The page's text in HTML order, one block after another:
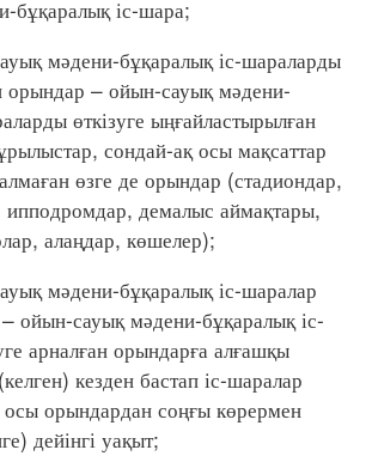
бұқаралық іс-шара;
мәдени-бұқаралық іс-шараларды
орындар – ойын-сауық мәдени-
өткізуге ыңғайластырылған
сондай-ақ осы мақсаттар
өзге де орындар (стадиондар,
ипподромдар, демалыс аймақтары,
алаңдар, көшелер);
мәдени-бұқаралық іс-шаралар
– ойын-сауық мәдени-бұқаралық іс-
арналған орындарға алғашқы
кезден бастап іс-шаралар
осы орындардан соңғы көрермен
дейінгі уақыт;